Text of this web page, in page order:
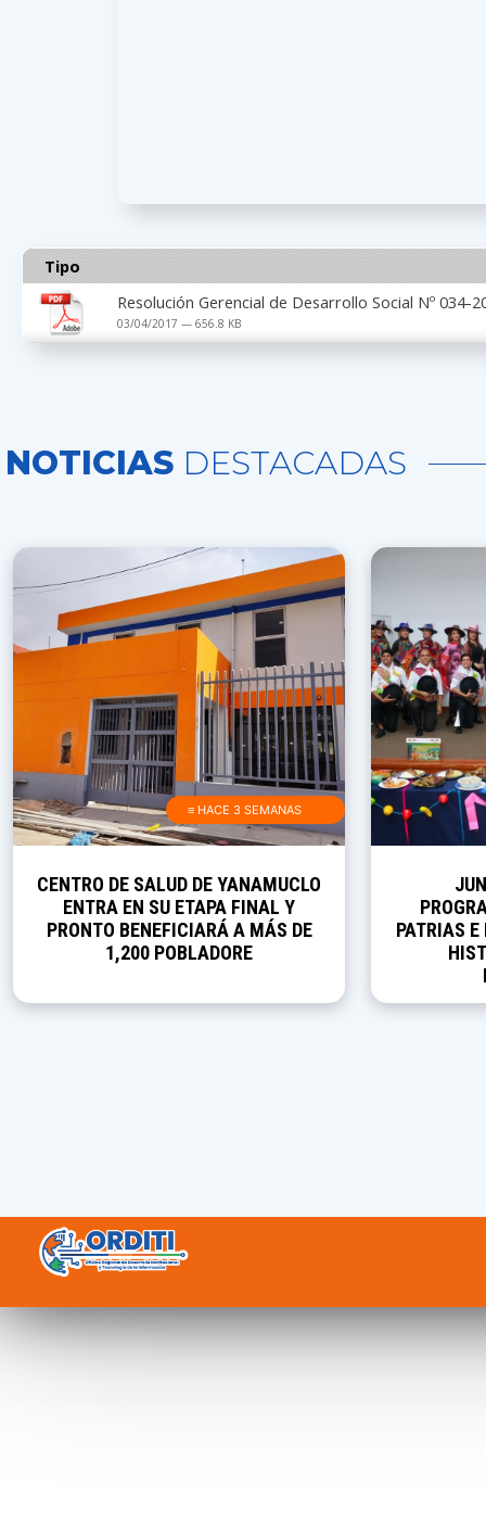
Tipo
Resolución Gerencial de Desarrollo Social Nº 034-
03/04/2017 — 656.8 KB
NOTICIAS DESTACADAS
≡ HACE 3 SEMANAS
CENTRO DE SALUD DE YANAMUCLO
ENTRA EN SU ETAPA FINAL Y
PRONTO BENEFICIARÁ A MÁS DE
1,200 POBLADORE
PATRIAS